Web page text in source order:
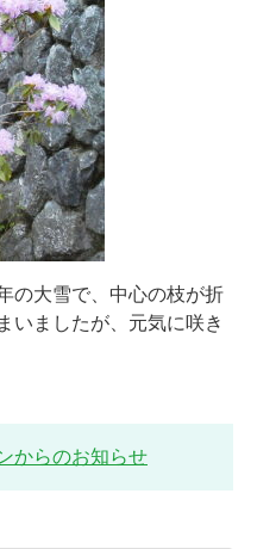
の大雪で、中心の枝が折
いましたが、元気に咲き
からのお知らせ